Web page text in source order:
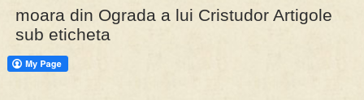
PRESA
moara din Ograda a lui Cristudor Artigole
sub eticheta